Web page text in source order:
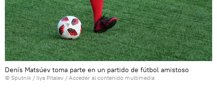
Denís Matsúev toma parte en un partido de fútbol amistoso
© Sputnik / Ilya Pitalev / Acceder al contenido multimedia